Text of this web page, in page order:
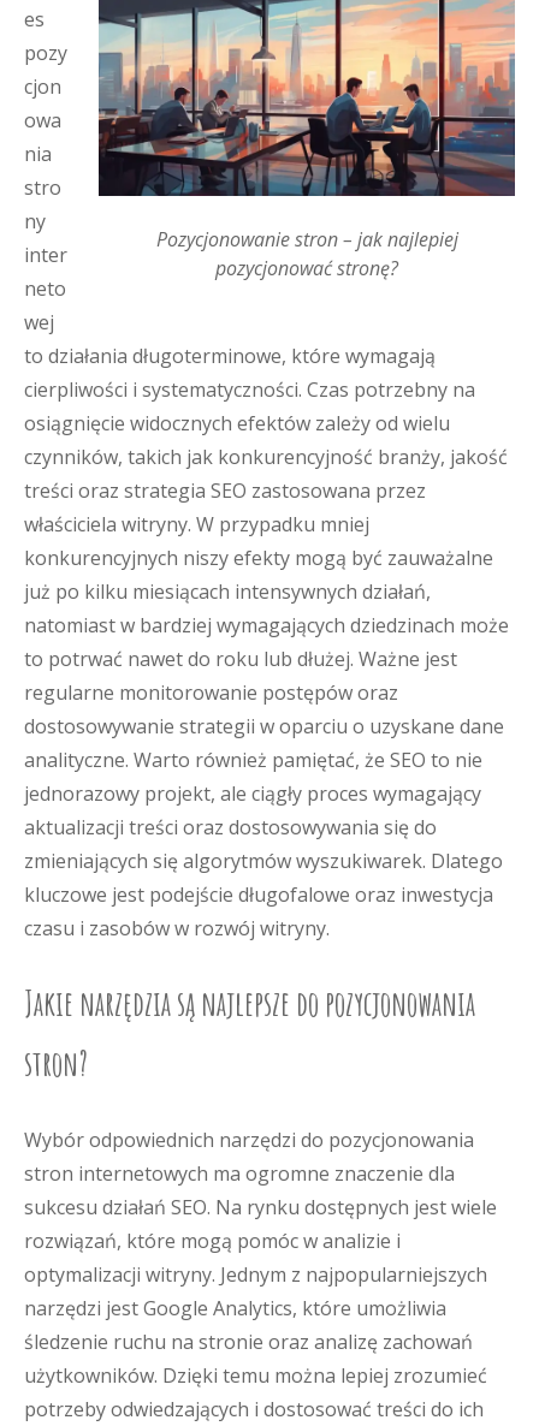
Pozycjonowanie stron – jak najlepiej
pozycjonować stronę?
es
pozy
cjon
owa
nia
stro
ny
inter
neto
wej
to działania długoterminowe, które wymagają
cierpliwości i systematyczności. Czas potrzebny na
osiągnięcie widocznych efektów zależy od wielu
czynników, takich jak konkurencyjność branży, jakość
treści oraz strategia SEO zastosowana przez
właściciela witryny. W przypadku mniej
konkurencyjnych niszy efekty mogą być zauważalne
już po kilku miesiącach intensywnych działań,
natomiast w bardziej wymagających dziedzinach może
to potrwać nawet do roku lub dłużej. Ważne jest
regularne monitorowanie postępów oraz
dostosowywanie strategii w oparciu o uzyskane dane
analityczne. Warto również pamiętać, że SEO to nie
jednorazowy projekt, ale ciągły proces wymagający
aktualizacji treści oraz dostosowywania się do
zmieniających się algorytmów wyszukiwarek. Dlatego
kluczowe jest podejście długofalowe oraz inwestycja
czasu i zasobów w rozwój witryny.
Jakie narzędzia są najlepsze do pozycjonowania
stron?
Wybór odpowiednich narzędzi do pozycjonowania
stron internetowych ma ogromne znaczenie dla
sukcesu działań SEO. Na rynku dostępnych jest wiele
rozwiązań, które mogą pomóc w analizie i
optymalizacji witryny. Jednym z najpopularniejszych
narzędzi jest Google Analytics, które umożliwia
śledzenie ruchu na stronie oraz analizę zachowań
użytkowników. Dzięki temu można lepiej zrozumieć
potrzeby odwiedzających i dostosować treści do ich